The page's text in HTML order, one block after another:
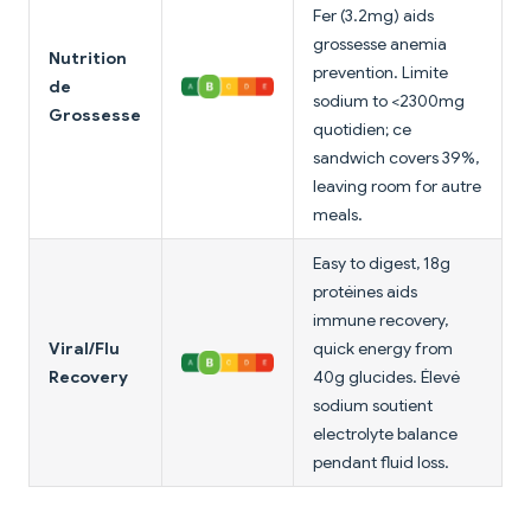
Nutrition
de
Grossesse
Fer (3.2mg) aids
grossesse anemia
prevention. Limite
sodium to <2300mg
quotidien; ce
sandwich covers 39%,
leaving room for autre
meals.
Viral/Flu
Recovery
Easy to digest, 18g
protéines aids
immune recovery,
quick energy from
40g glucides. Élevé
sodium soutient
electrolyte balance
pendant fluid loss.